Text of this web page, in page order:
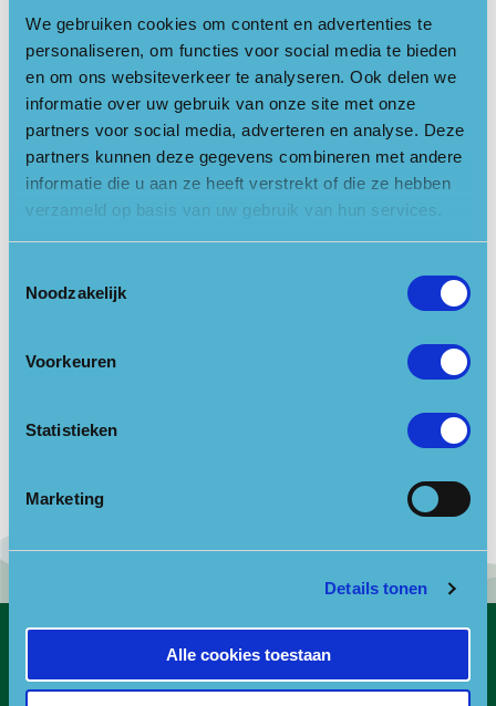
We gebruiken cookies om content en advertenties te
personaliseren, om functies voor social media te bieden
en om ons websiteverkeer te analyseren. Ook delen we
informatie over uw gebruik van onze site met onze
partners voor social media, adverteren en analyse. Deze
partners kunnen deze gegevens combineren met andere
informatie die u aan ze heeft verstrekt of die ze hebben
verzameld op basis van uw gebruik van hun services.
Noodzakelijk
Voorkeuren
Statistieken
Marketing
Details tonen
Alle cookies toestaan
Graag opgeven bij Karin Houtzager, email
karinhoutzager58@hotmail.com of Janny Groenleer, tel. 06-
195 728 21
Locatie openen in Google Maps
Website
Kalender
20-10-2021